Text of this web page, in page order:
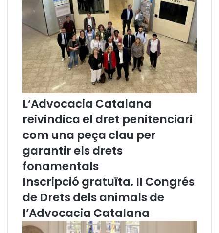
a
u
n
y
h
n
r
a
l
t
z
t
d
i
g
n
c
a
a
r
i
f
c
i
i
i
s
c
d
L’Advocacia Catalana
reivindica el dret penitenciari
com una peça clau per
garantir els drets
fonamentals
Inscripció gratuïta. II Congrés
de Drets dels animals de
l’Advocacia Catalana